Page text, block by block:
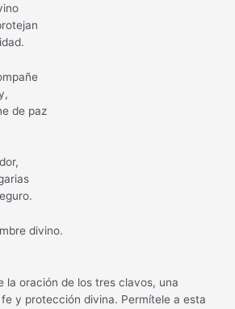
de paz
divino.
la oración de los tres clavos, una
y protección divina. Permítele a esta